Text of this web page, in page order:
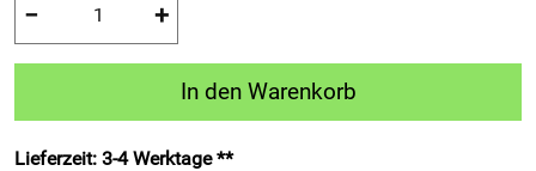
− +
In den Warenkorb
Lieferzeit: 3-4 Werktage **